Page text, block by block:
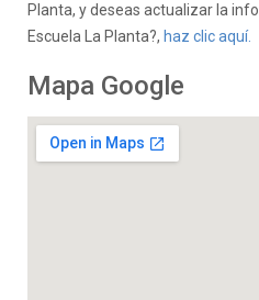
Planta, y deseas actualizar la
Escuela La Planta?, haz clic aquí.
Mapa Google